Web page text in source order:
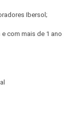
Ibersol;
com mais de 1 ano